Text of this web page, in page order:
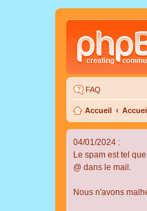
FAQ
Accueil
04/01/2024 :
Le spam est tel
@ dans le mail.
Nous n'avons